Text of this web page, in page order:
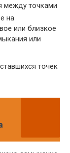
между точками
на
или близкое
или
точек